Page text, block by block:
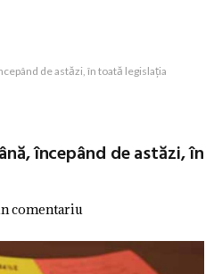
de astăzi, în toată legislația
începând de astăzi, în
comentariu